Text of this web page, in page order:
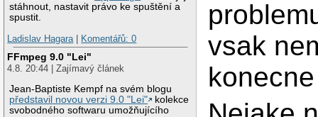
stáhnout, nastavit právo ke spuštění a
spustit.
Ladislav Hagara
Komentářů: 0
FFmpeg 9.0 "Lei"
4.8. 20:44 | Zajímavý článek
Jean-Baptiste Kempf na svém blogu
představil novou verzi 9.0 "Lei"
kolekce
svobodného softwaru umožňujícího
vsak